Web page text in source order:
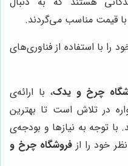
قیمت مناسب می‌گردند.
را با استفاده از فناوری‌های
چرخ و یدک، با ارائه‌ی
در تلاش است تا بهترین
با توجه به نیازها و بودجه‌ی
خود را از فروشگاه چرخ و